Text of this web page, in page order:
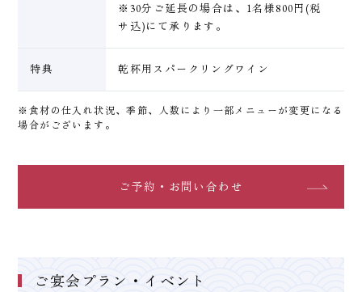
※30分ご延長の場合は、1名様800円(税
サ込)にて承ります。
特典 乾杯用スパークリングワイン
※食材の仕入れ状況、季節、人数により一部メニューが変更になる
場合がございます。
ご予約・お問い合わせ
ご宴会プラン・イベント